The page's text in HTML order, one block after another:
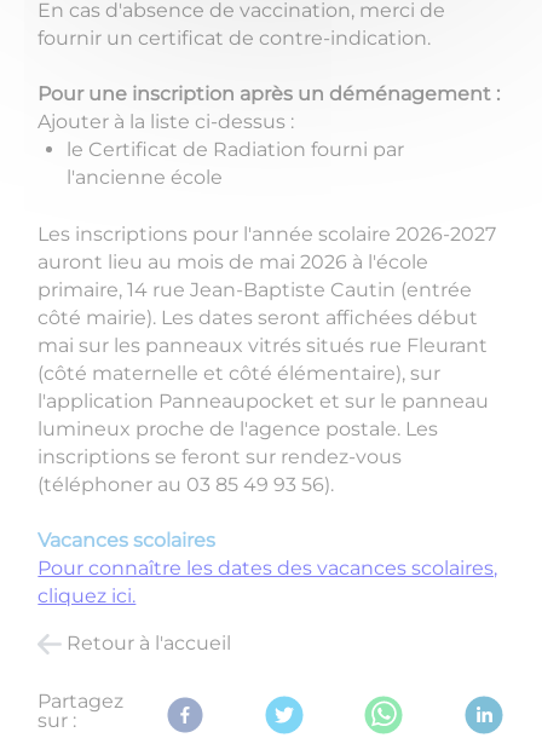
En cas d'absence de vaccination, merci de
fournir un certificat de contre-indication.
Pour une inscription après un déménagement :
Ajouter à la liste ci-dessus :
​​​​​​​le Certificat de Radiation fourni par
l'ancienne école
Les inscriptions pour l'année scolaire 2026-2027
auront lieu au mois de mai 2026 à l'école
primaire, 14 rue Jean-Baptiste Cautin (entrée
côté mairie). Les dates seront affichées début
mai sur les panneaux vitrés situés rue Fleurant
(côté maternelle et côté élémentaire), sur
l'application Panneaupocket et sur le panneau
lumineux proche de l'agence postale. Les
inscriptions se feront sur rendez-vous
(téléphoner au 03 85 49 93 56).
Vacances scolaires
Pour connaître les dates des vacances scolaires,
cliquez ici.
Retour à l'accueil
Partagez
sur :